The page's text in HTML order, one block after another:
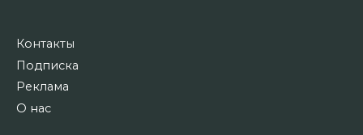
Контакты
Подписка
Реклама
О нас